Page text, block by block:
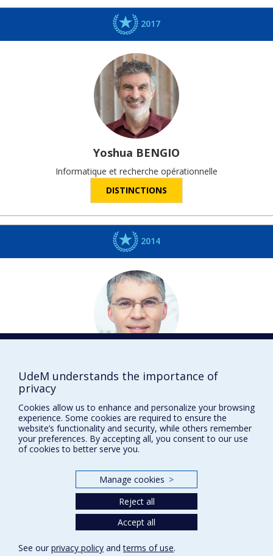
2017
Yoshua BENGIO
Informatique et recherche opérationnelle
DISTINCTIONS
2014
Guy SAUVAGEAU
DISTINCTIONS
Prix et distinctions
Accessibilité
Terms of use
UdeM understands the importance of
privacy
Cookies allow us to enhance and personalize your browsing
experience. Some cookies are required to ensure the
website’s functionality and security, while others remember
your preferences. By accepting all, you consent to our use
of cookies to better serve you.
Manage cookies >
Reject all
Accept all
See our privacy policy andterms of use.